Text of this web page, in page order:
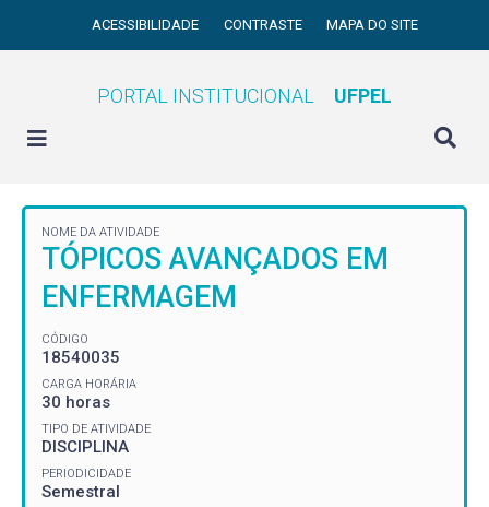
ACESSIBILIDADE CONTRASTE MAPA DO SITE
PORTAL INSTITUCIONAL UFPEL
NOME DA ATIVIDADE
TÓPICOS AVANÇADOS EM
ENFERMAGEM
CÓDIGO
18540035
CARGA HORÁRIA
30 horas
TIPO DE ATIVIDADE
DISCIPLINA
PERIODICIDADE
Semestral